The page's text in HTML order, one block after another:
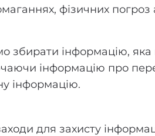
фізичних
збирати інформацію,
інформацію про
інформацію.
для захисту